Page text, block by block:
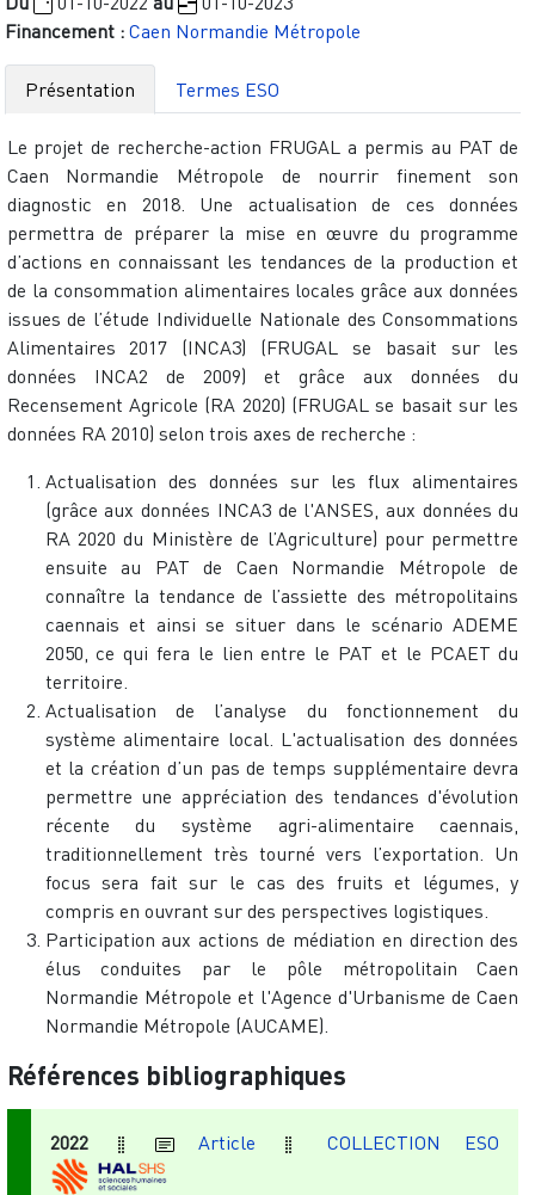
Financement : Caen Normandie Métropole
Présentation Termes ESO
Le projet de recherche-action FRUGAL a permis au PAT de
Caen Normandie Métropole de nourrir finement son
diagnostic en 2018. Une actualisation de ces données
permettra de préparer la mise en œuvre du programme
d’actions en connaissant les tendances de la production et
de la consommation alimentaires locales grâce aux données
issues de l’étude Individuelle Nationale des Consommations
Alimentaires 2017 (INCA3) (FRUGAL se basait sur les
données INCA2 de 2009) et grâce aux données du
Recensement Agricole (RA 2020) (FRUGAL se basait sur les
données RA 2010) selon trois axes de recherche :
Actualisation des données sur les flux alimentaires
(grâce aux données INCA3 de l'ANSES, aux données du
RA 2020 du Ministère de l’Agriculture) pour permettre
ensuite au PAT de Caen Normandie Métropole de
connaître la tendance de l’assiette des métropolitains
caennais et ainsi se situer dans le scénario ADEME
2050, ce qui fera le lien entre le PAT et le PCAET du
territoire.
Actualisation de l’analyse du fonctionnement du
système alimentaire local. L'actualisation des données
et la création d’un pas de temps supplémentaire devra
permettre une appréciation des tendances d'évolution
récente du système agri-alimentaire caennais,
traditionnellement très tourné vers l’exportation. Un
focus sera fait sur le cas des fruits et légumes, y
compris en ouvrant sur des perspectives logistiques.
Participation aux actions de médiation en direction des
élus conduites par le pôle métropolitain Caen
Normandie Métropole et l'Agence d'Urbanisme de Caen
Normandie Métropole (AUCAME).
Références bibliographiques
2022 Article COLLECTION ESO